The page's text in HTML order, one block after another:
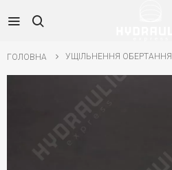
ГОЛОВНА УЩІЛЬНЕННЯ ОБЕРТАННЯ